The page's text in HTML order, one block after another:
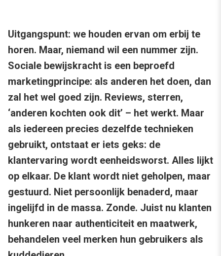
Uitgangspunt: we houden ervan om erbij te
horen. Maar, niemand wil een nummer zijn.
Sociale bewijskracht is een beproefd
marketingprincipe: als anderen het doen, dan
zal het wel goed zijn. Reviews, sterren,
‘anderen kochten ook dit’ – het werkt. Maar
als iedereen precies dezelfde technieken
gebruikt, ontstaat er iets geks: de
klantervaring wordt eenheidsworst. Alles lijkt
op elkaar. De klant wordt niet geholpen, maar
gestuurd. Niet persoonlijk benaderd, maar
ingelijfd in de massa. Zonde. Juist nu klanten
hunkeren naar authenticiteit en maatwerk,
behandelen veel merken hun gebruikers als